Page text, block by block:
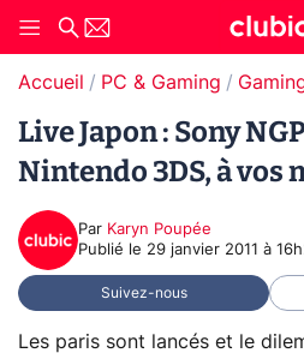
Accueil PC & Gaming
Live Japon : Sony
Nintendo 3DS, à vos
Par Karyn Poupée
Publié le 29 janvier 2011 à
Suivez-nous
Les paris sont lancés et le